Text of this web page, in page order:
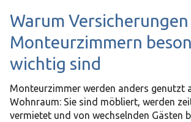
Warum Versicherungen
Monteurzimmern
wichtig sind
Monteurzimmer werden anders genutzt
Wohnraum: Sie sind möbliert, werden
vermietet und von wechselnden Gästen